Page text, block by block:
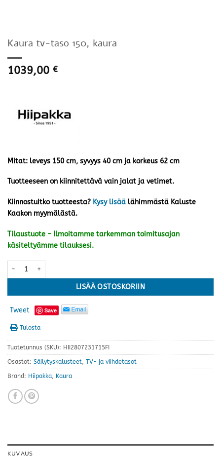
Kaura tv-taso 150, kaura
1039,00 €
Mitat: leveys 150 cm, syvyys 40 cm ja korkeus 62 cm
Tuotteeseen on kiinnitettävä vain jalat ja vetimet.
Kiinnostuitko tuotteesta? Kysy lisää lähimmästä Kaluste
Kaakon myymälästä.
Tilaustuote – Ilmoitamme tarkemman toimitusajan
käsiteltyämme tilauksesi.
Kaura tv-taso 150, kaura määrä
LISÄÄ OSTOSKORIIN
Tweet Save
Tulosta
Tuotetunnus (SKU): HII2807231715FI
Osastot: Säilytyskalusteet, TV- ja viihdetasot
Brand: Hiipakka, Kaura
KUVAUS